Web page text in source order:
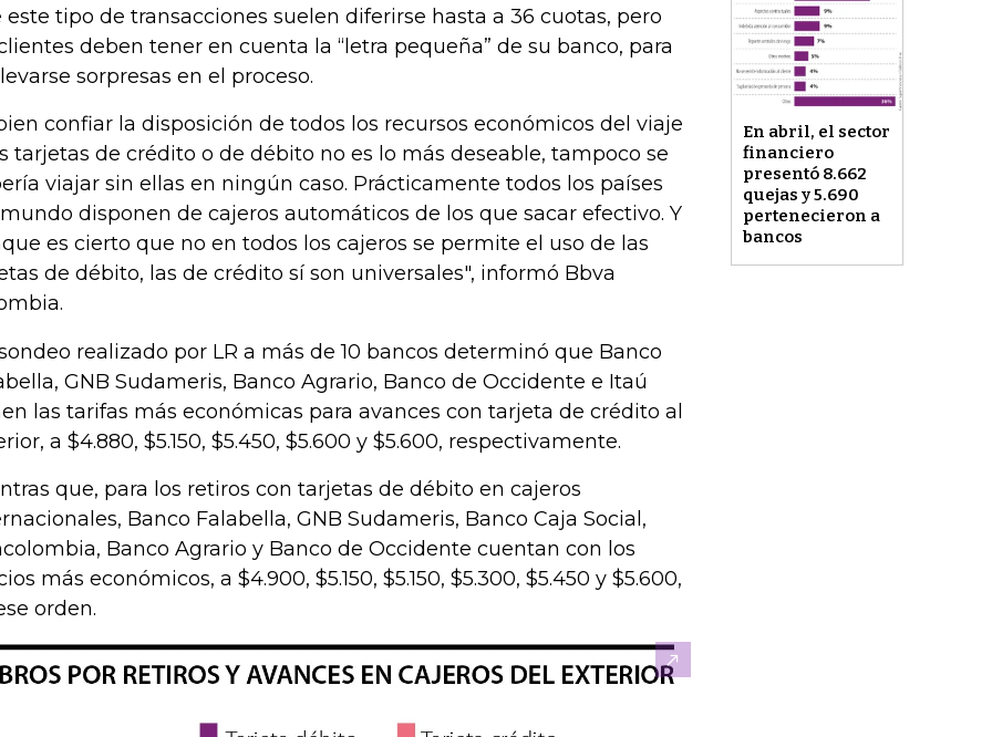
En abril, el sector
financiero
presentó 8.662
quejas y 5.690
pertenecieron a
bancos
este tipo de transacciones suelen diferirse hasta a 36 cuotas, pero
deben tener en cuenta la “letra pequeña” de su banco, para
sorpresas en el proceso.
confiar la disposición de todos los recursos económicos del viaje
tarjetas de crédito o de débito no es lo más deseable, tampoco se
viajar sin ellas en ningún caso. Prácticamente todos los países
disponen de cajeros automáticos de los que sacar efectivo. Y
es cierto que no en todos los cajeros se permite el uso de las
de débito, las de crédito sí son universales", informó Bbva
realizado por LR a más de 10 bancos determinó que Banco
GNB Sudameris, Banco Agrario, Banco de Occidente e Itaú
las tarifas más económicas para avances con tarjeta de crédito al
a $4.880, $5.150, $5.450, $5.600 y $5.600, respectivamente.
que, para los retiros con tarjetas de débito en cajeros
Banco Falabella, GNB Sudameris, Banco Caja Social,
Banco Agrario y Banco de Occidente cuentan con los
más económicos, a $4.900, $5.150, $5.150, $5.300, $5.450 y $5.600,
orden.